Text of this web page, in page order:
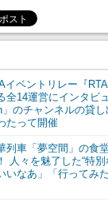
イベントリレー『
全14運営にインタビ
」のチャンネルの貸
たって開催
列車「夢空間」の食
人々を魅了した“特
いなあ」「行ってみ